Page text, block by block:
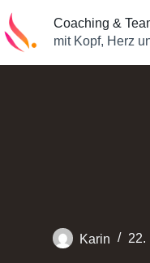
Inhalt
springen
Coaching &
mit Kopf, Herz
Karin 22.